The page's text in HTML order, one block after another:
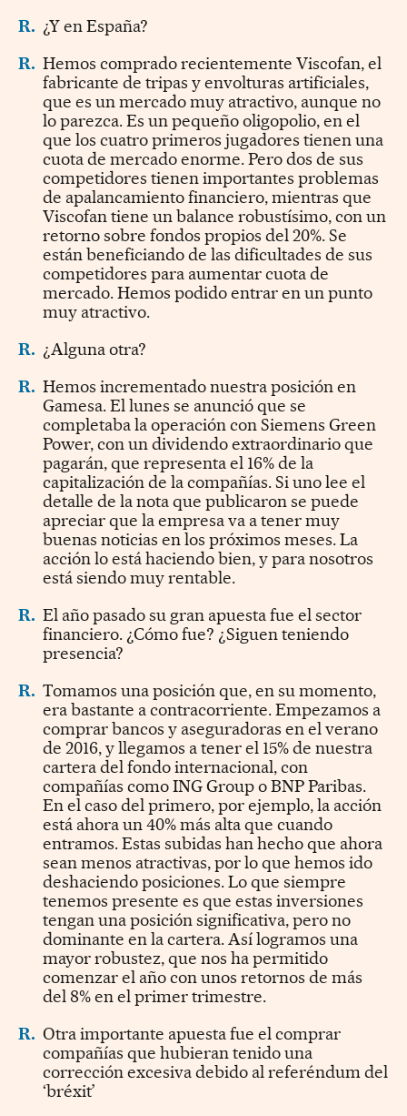
R. ¿Y en España?
R. Hemos comprado recientemente Viscofan, el
fabricante de tripas y envolturas artificiales,
que es un mercado muy atractivo, aunque no
lo parezca. Es un pequeño oligopolio, en el
que los cuatro primeros jugadores tienen una
cuota de mercado enorme. Pero dos de sus
competidores tienen importantes problemas
de apalancamiento financiero, mientras que
Viscofan tiene un balance robustísimo, con un
retorno sobre fondos propios del 20%. Se
están beneficiando de las dificultades de sus
competidores para aumentar cuota de
mercado. Hemos podido entrar en un punto
muy atractivo.
R. ¿Alguna otra?
R. Hemos incrementado nuestra posición en
Gamesa. El lunes se anunció que se
completaba la operación con Siemens Green
Power, con un dividendo extraordinario que
pagarán, que representa el 16% de la
capitalización de la compañías. Si uno lee el
detalle de la nota que publicaron se puede
apreciar que la empresa va a tener muy
buenas noticias en los próximos meses. La
acción lo está haciendo bien, y para nosotros
está siendo muy rentable.
R. El año pasado su gran apuesta fue el sector
financiero. ¿Cómo fue? ¿Siguen teniendo
presencia?
R. Tomamos una posición que, en su momento,
era bastante a contracorriente. Empezamos a
comprar bancos y aseguradoras en el verano
de 2016, y llegamos a tener el 15% de nuestra
cartera del fondo internacional, con
compañías como ING Group o BNP Paribas.
En el caso del primero, por ejemplo, la acción
está ahora un 40% más alta que cuando
entramos. Estas subidas han hecho que ahora
sean menos atractivas, por lo que hemos ido
deshaciendo posiciones. Lo que siempre
tenemos presente es que estas inversiones
tengan una posición significativa, pero no
dominante en la cartera. Así logramos una
mayor robustez, que nos ha permitido
comenzar el año con unos retornos de más
del 8% en el primer trimestre.
R. Otra importante apuesta fue el comprar
compañías que hubieran tenido una
corrección excesiva debido al referéndum del
‘bréxit’